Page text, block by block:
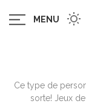
MENU
Ce type de
sorte! Jeux